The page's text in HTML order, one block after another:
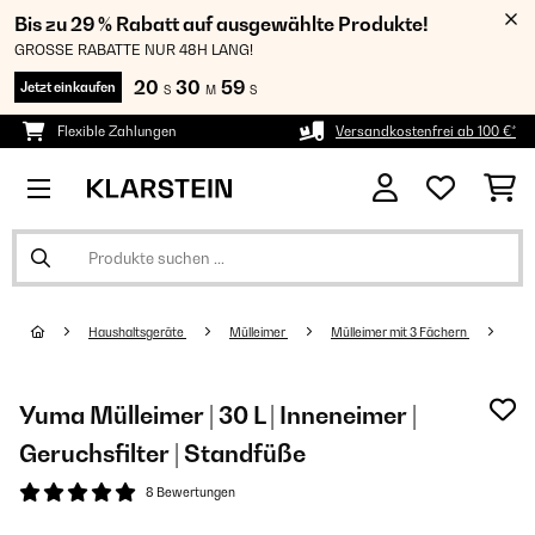
Bis zu 29 % Rabatt auf ausgewählte Produkte!
GROSSE RABATTE NUR 48H LANG!
Jetzt einkaufen 20 S 30 M 59 S
Flexible Zahlungen Versandkostenfrei ab 100 €*
Haushaltsgeräte Mülleimer Mülleimer mit 3 Fächern
Yuma Mülleimer | 30 L | Inneneimer |
Geruchsfilter | Standfüße
8 Bewertungen